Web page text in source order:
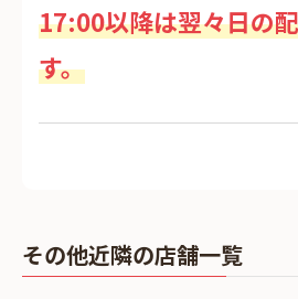
17:00以降は翌々日の
す。
その他近隣の店舗一覧